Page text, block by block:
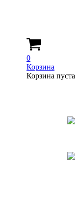
0
Корзина
Корзина пуста